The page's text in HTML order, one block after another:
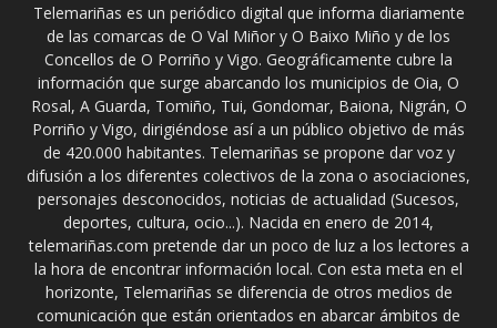
Telemariñas es un periódico digital que informa diariamente
de las comarcas de O Val Miñor y O Baixo Miño y de los
Concellos de O Porriño y Vigo. Geográficamente cubre la
información que surge abarcando los municipios de Oia, O
Rosal, A Guarda, Tomiño, Tui, Gondomar, Baiona, Nigrán, O
Porriño y Vigo, dirigiéndose así a un público objetivo de más
de 420.000 habitantes. Telemariñas se propone dar voz y
difusión a los diferentes colectivos de la zona o asociaciones,
personajes desconocidos, noticias de actualidad (Sucesos,
deportes, cultura, ocio...). Nacida en enero de 2014,
telemariñas.com pretende dar un poco de luz a los lectores a
la hora de encontrar información local. Con esta meta en el
horizonte, Telemariñas se diferencia de otros medios de
comunicación que están orientados en abarcar ámbitos de